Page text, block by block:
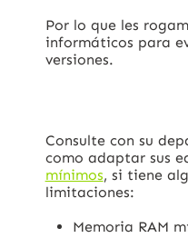
Por lo que les
informáticos para
versiones.
Consulte con su
como adaptar sus
mínimos, si tiene
limitaciones:
Memoria RAM